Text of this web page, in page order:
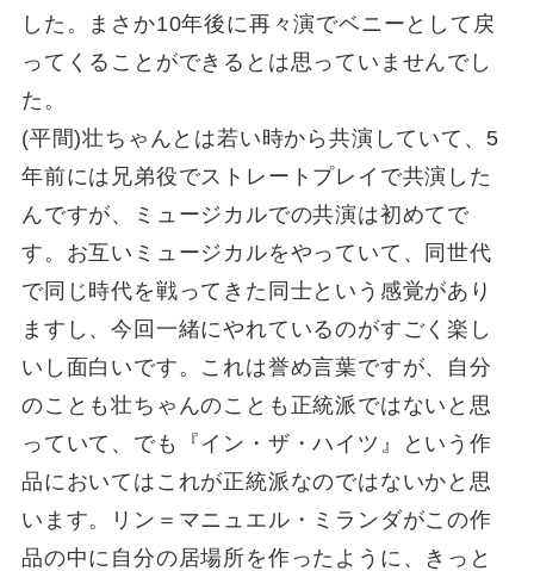
した。まさか10年後に再々演でベニーとして戻
ってくることができるとは思っていませんでし
た。
(平間)壮ちゃんとは若い時から共演していて、5
年前には兄弟役でストレートプレイで共演した
んですが、ミュージカルでの共演は初めてで
す。お互いミュージカルをやっていて、同世代
で同じ時代を戦ってきた同士という感覚があり
ますし、今回一緒にやれているのがすごく楽し
いし面白いです。これは誉め言葉ですが、自分
のことも壮ちゃんのことも正統派ではないと思
っていて、でも『イン・ザ・ハイツ』という作
品においてはこれが正統派なのではないかと思
います。リン＝マニュエル・ミランダがこの作
品の中に自分の居場所を作ったように、きっと